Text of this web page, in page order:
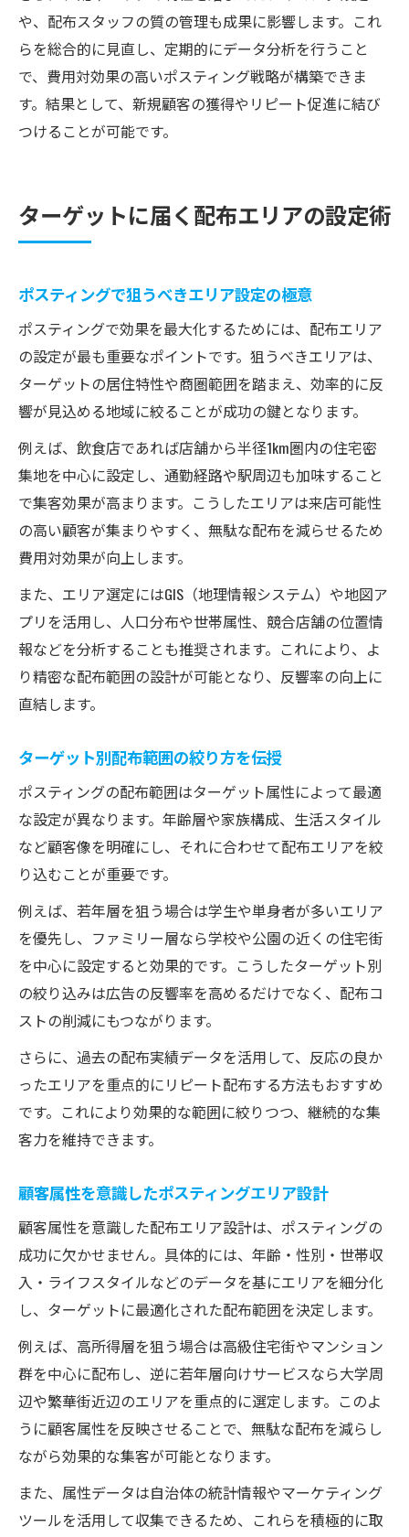
や、配布スタッフの質の管理も成果に影響します。これ
らを総合的に見直し、定期的にデータ分析を行うこと
で、費用対効果の高いポスティング戦略が構築できま
す。結果として、新規顧客の獲得やリピート促進に結び
つけることが可能です。
ターゲットに届く配布エリアの設定術
ポスティングで狙うべきエリア設定の極意
ポスティングで効果を最大化するためには、配布エリア
の設定が最も重要なポイントです。狙うべきエリアは、
ターゲットの居住特性や商圏範囲を踏まえ、効率的に反
響が見込める地域に絞ることが成功の鍵となります。
例えば、飲食店であれば店舗から半径1km圏内の住宅密
集地を中心に設定し、通勤経路や駅周辺も加味すること
で集客効果が高まります。こうしたエリアは来店可能性
の高い顧客が集まりやすく、無駄な配布を減らせるため
費用対効果が向上します。
また、エリア選定にはGIS（地理情報システム）や地図ア
プリを活用し、人口分布や世帯属性、競合店舗の位置情
報などを分析することも推奨されます。これにより、よ
り精密な配布範囲の設計が可能となり、反響率の向上に
直結します。
ターゲット別配布範囲の絞り方を伝授
ポスティングの配布範囲はターゲット属性によって最適
な設定が異なります。年齢層や家族構成、生活スタイル
など顧客像を明確にし、それに合わせて配布エリアを絞
り込むことが重要です。
例えば、若年層を狙う場合は学生や単身者が多いエリア
を優先し、ファミリー層なら学校や公園の近くの住宅街
を中心に設定すると効果的です。こうしたターゲット別
の絞り込みは広告の反響率を高めるだけでなく、配布コ
ストの削減にもつながります。
さらに、過去の配布実績データを活用して、反応の良か
ったエリアを重点的にリピート配布する方法もおすすめ
です。これにより効果的な範囲に絞りつつ、継続的な集
客力を維持できます。
顧客属性を意識したポスティングエリア設計
顧客属性を意識した配布エリア設計は、ポスティングの
成功に欠かせません。具体的には、年齢・性別・世帯収
入・ライフスタイルなどのデータを基にエリアを細分化
し、ターゲットに最適化された配布範囲を決定します。
例えば、高所得層を狙う場合は高級住宅街やマンション
群を中心に配布し、逆に若年層向けサービスなら大学周
辺や繁華街近辺のエリアを重点的に選定します。このよ
うに顧客属性を反映させることで、無駄な配布を減らし
ながら効果的な集客が可能となります。
また、属性データは自治体の統計情報やマーケティング
ツールを活用して収集できるため、これらを積極的に取